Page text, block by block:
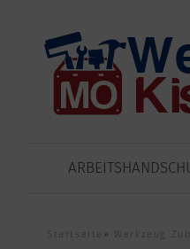
Startseite » Werkzeug